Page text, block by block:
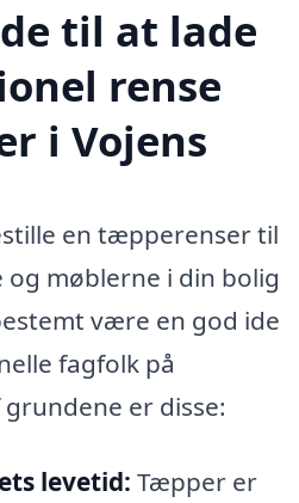
til at lade
rense
i Vojens
en tæpperenser til
møblerne i din bolig
være en god ide
fagfolk på
er disse:
levetid: Tæpper er